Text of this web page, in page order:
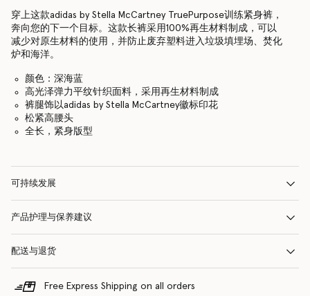
穿上这款adidas by Stella McCartney TruePurpose训练紧身裤，
奔向您的下一个目标。这款长裤采用100%再生材料制成，可以
减少对原生材料的使用，并防止废弃塑料进入垃圾填埋场、焚化
炉和海洋。
颜色：深海蓝
高光泽弹力平纹针织面料，采用再生材料制成
裤腿饰以adidas by Stella McCartney徽标印花
松紧高腰头
全长，紧身版型
可持续发展
产品护理与保养建议
配送与退货
Free Express Shipping on all orders